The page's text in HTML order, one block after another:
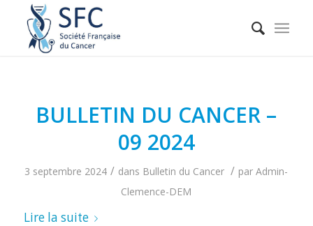
BULLETIN DU CANCER –
09 2024
3 septembre 2024 / dans Bulletin du Cancer / parAdmin-
Clemence-DEM
Lire la suite